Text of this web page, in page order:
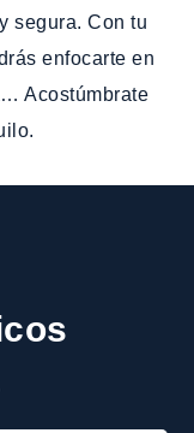
segura. Con tu
enfocarte en
Acostúmbrate